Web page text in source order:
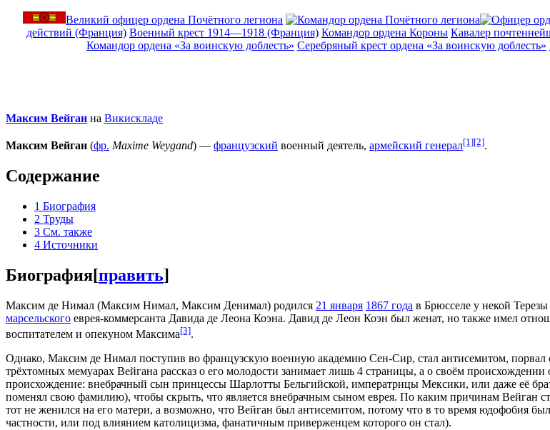
Великий офицер ордена Почётного легиона
действий (Франция) Военный крест 1914—1918 (Франция) Командор ордена Короны Кавалер
Командор ордена «За воинскую доблесть» Серебряный крест ордена «За воинскую доблесть»
Максим Вейган на Викискладе
Максим Вейган (фр. Maxime Weygand) — французский военный деятель, армейский генерал[1][2].
Содержание
1 Биография
2 Труды
3 См. также
4 Источники
Биография[править]
Максим де Нимал (Максим Нимал, Максим Денимал) родился 21 января 1867 года в Брюсселе у некой
марсельского еврея-коммерсанта Давида де Леона Коэна. Давид де Леон Коэн был женат, но также имел
воспитателем и опекуном Максима[3].
Однако, Максим де Нимал поступив во французскую военную академию Сен-Сир, стал антисемитом, порвал
трёхтомных мемуарах Вейгана рассказ о его молодости занимает лишь 4 страницы, а о своём
происхождение: внебрачный сын принцессы Шарлотты Бельгийской, императрицы Мексики, или даже её
поменял свою фамилию), чтобы скрыть, что является внебрачным сыном еврея. По каким причинам Вейган
тот не женился на его матери, а возможно, что Вейган был антисемитом, потому что в то время юдофобия
частности, или под влиянием католицизма, фанатичным приверженцем которого он стал).